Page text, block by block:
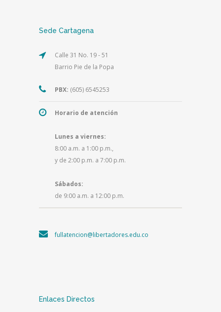
Sede Cartagena
Calle 31 No. 19 - 51
Barrio Pie de la Popa
PBX: (605) 6545253
Horario de atención
Lunes a viernes:
8:00 a.m. a 1:00 p.m.,
y de 2:00 p.m. a 7:00 p.m.
Sábados:
de 9:00 a.m. a 12:00 p.m.
fullatencion@libertadores.edu.co
Enlaces Directos